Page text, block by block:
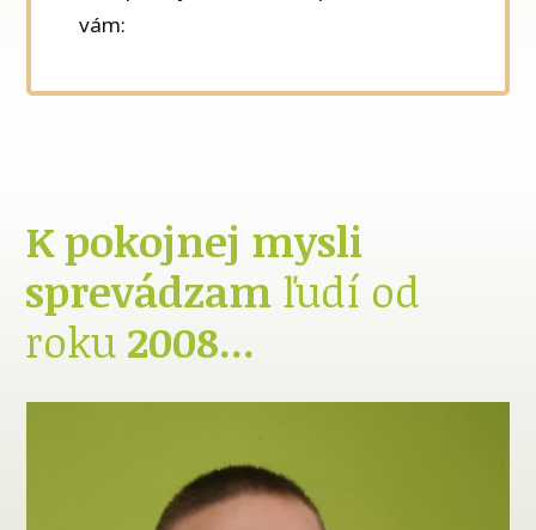
vám:
K pokojnej mysli
sprevádzamľudí od
roku 2008...